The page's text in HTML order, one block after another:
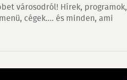
városodról! Hírek, programok,
cégek…. és minden, ami